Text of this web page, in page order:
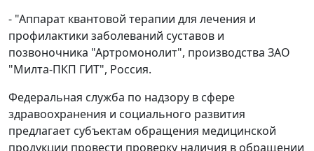
- "Аппарат квантовой терапии для лечения и
профилактики заболеваний суставов и
позвоночника "Артромонолит", производства ЗАО
"Милта-ПКП ГИТ", Россия.
Федеральная служба по надзору в сфере
здравоохранения и социального развития
предлагает субъектам обращения медицинской
продукции провести проверку наличия в обращении